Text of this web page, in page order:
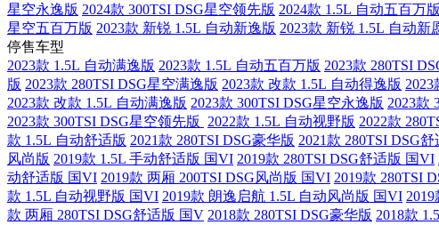
星空永逸版 2024款 300TSI DSG星空领先版 2024款 1.5L 自动五百万版
星空五百万版 2023款 新锐 1.5L 自动新逸版 2023款 新锐 1.5L 自动新
停售车型
2023款 1.5L 自动满逸版 2023款 1.5L 自动五百万版 2023款 280TSI
版 2023款 280TSI DSG星空满逸版 2023款 改款 1.5L 自动得逸版
2023款 改款 1.5L 自动满逸版 2023款 300TSI DSG星空永逸版 2023款
2023款 300TSI DSG星空领先版
2022款 1.5L 自动视野版 2022款
款 1.5L 自动舒适版 2021款 280TSI DSG豪华版 2021款 280TSI DSG舒
风尚版 2019款 1.5L 手动舒适版 国VI 2019款 280TSI DSG舒适版 国VI
动舒适版 国VI 2019款 两厢 200TSI DSG风尚版 国VI 2019款 280TSI
款 1.5L 自动视野版 国VI 2019款 朗逸启航 1.5L 自动风尚版 国VI
款 两厢 280TSI DSG舒适版 国V 2018款 280TSI DSG豪华版 2018款